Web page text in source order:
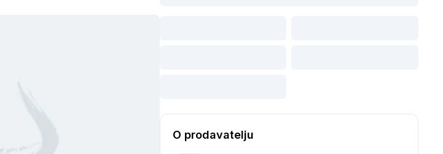
O prodavatelju